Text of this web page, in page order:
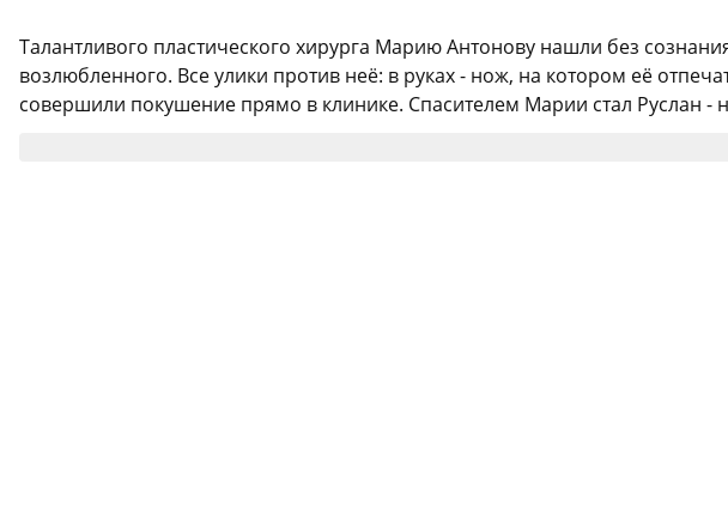
Талантливого пластического хирурга Марию Антонову нашли без
возлюбленного. Все улики против неё: в руках - нож, на котором её
совершили покушение прямо в клинике. Спасителем Марии стал Руслан